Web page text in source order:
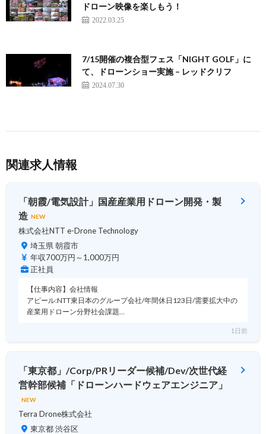
ドローン映像を楽しもう！
2022.03.25
7/15開催の複合型フェス「NIGHT GOLF」に
て、ドローンショー実施 – レッドクリフ
2024.07.30
関連求人情報
「朝霞/電気設計」国産産業用ドローン開発・製
造 NEW
株式会社NTT e-Drone Technology
埼玉県 朝霞市
年収700万円～1,000万円
正社員
【仕事内容】会社情報
アピール:NTT東日本のグループ会社/年間休日123日/需要拡大中の
産業用ドローン分野社会課題…
1日前
「東京都」/Corp/PRリーダー候補/Dev/次世代経
営幹部候補「ドローンハードウェアエンジニア」
NEW
Terra Drone株式会社
東京都 渋谷区